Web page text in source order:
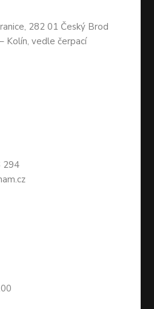
282 01 Český Brod
Kolín, vedle čerpací
294